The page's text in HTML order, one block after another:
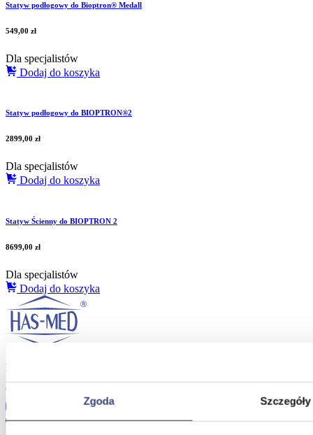
Zgoda Szczegóły
Statyw podłogowy do Bioptron® Medall
549,00 zł
Dla specjalistów
Dodaj do koszyka
Statyw podłogowy do BIOPTRON®2
2899,00 zł
Dla specjalistów
Dodaj do koszyka
Statyw Ścienny do BIOPTRON 2
8699,00 zł
Dla specjalistów
Dodaj do koszyka
Masz pytania?
biuro@hasmed.pl
Od poniedziałku do piątku w godzinach od 08.00 do 16.00